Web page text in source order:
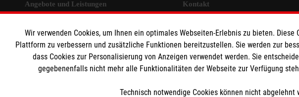
Angebote und Leistungen
Mitarbeiten
Wir Malteser
Kontakt
Transparenz
Prävention
Compliance
Datenschutz
Wir verwenden Cookies, um Ihnen ein optimales Webseiten-Erlebnis zu bieten.
Plattform zu verbessern und zusätzliche Funktionen bereitzustellen. Sie werden zur
dass Cookies zur Personalisierung von Anzeigen verwendet werden. Sie
gegebenenfalls nicht mehr alle Funktionalitäten der Webseite zur Verfügung
Technisch notwendige Cookies können nicht